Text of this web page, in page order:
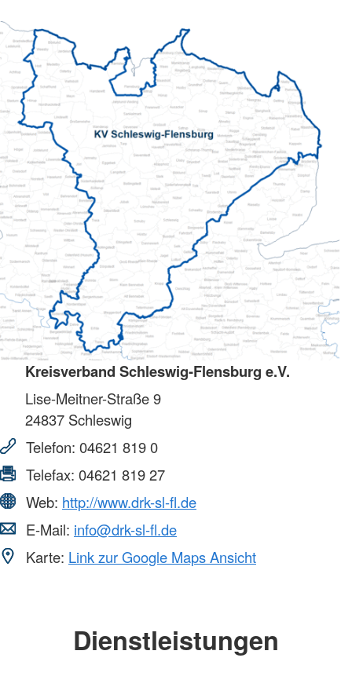
Kreisverband Schleswig-Flensburg e.V.
Lise-Meitner-Straße 9
24837 Schleswig
Telefon: 04621 819 0
Telefax: 04621 819 27
Web: http://www.drk-sl-fl.de
E-Mail: info@drk-sl-fl.de
Karte: Link zur Google Maps Ansicht
Dienstleistungen